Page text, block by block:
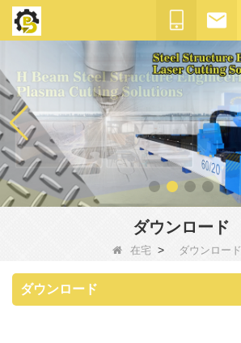
ダウンロード
在宅 > ダウンロード
ダウンロード